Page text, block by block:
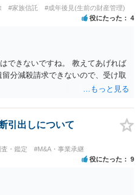
ねることが出来るか、というとこ
を約束するメール等です。 金額の
という訳ではないかと思います
が増える傾向にありますので、早
討頂くと良いかと思います。
#家族信託 #成年後見(生前の財産管理)
役にたった 4
できないですね。 教えてあげれば
分減殺請求できないので、受け取
引出しについて
・鑑定 #M&A・事業承継
役にたった 9